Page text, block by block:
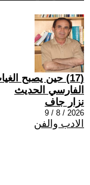
(17) حين يصبح
الفارسي الحديث
نزار جاف
2026 / 8 / 9
الادب والفن